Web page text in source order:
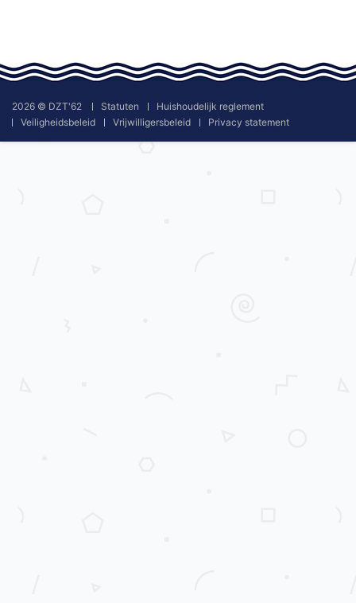
2026 © DZT'62 Statuten
Huishoudelijk reglement
Veiligheidsbeleid
Vrijwilligersbeleid Privacy statement